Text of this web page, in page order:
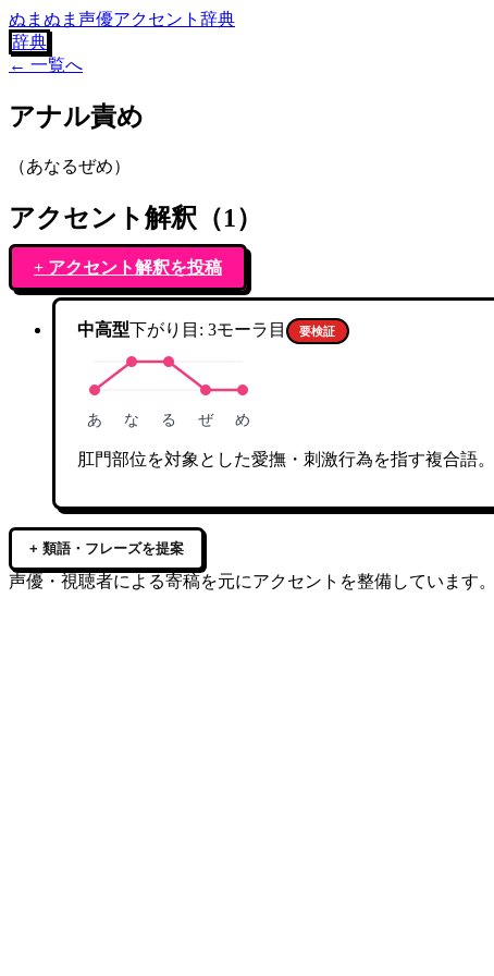
ぬまぬま声優アクセント辞典
辞典
← 一覧へ
アナル責め
（あなるぜめ）
アクセント解釈（1）
+ アクセント解釈を投稿
中高型下がり目: 3モーラ目 要検証
あ な る ぜ め
肛門部位を対象とした愛撫・刺激行為を指す複合語。
+ 類語・フレーズを提案
声優・視聴者による寄稿を元にアクセントを整備しています。